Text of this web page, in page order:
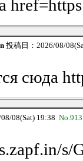
投稿日：2026/08/
сюда
08(Sat) 19:38 No.913